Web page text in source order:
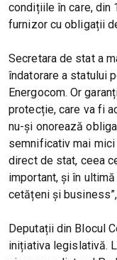
condițiile în care, din
furnizor cu obligații
Secretara de stat a
îndatorare a statului
Energocom. Or
protecție, care va fi
nu-și onorează
semnificativ mai
direct de stat, ceea
important, și în
cetățeni și
Deputații din Blocul
inițiativa legislativă.